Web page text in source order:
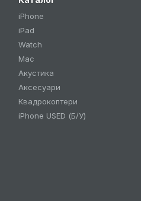
iPhone
iPad
Watch
Mac
Акустика
Аксесуари
Квадрокоптери
iPhone USED (Б/У)